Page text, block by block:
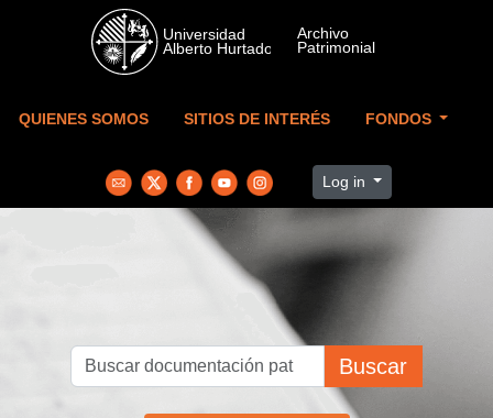
Skip to main content
QUIENES SOMOS SITIOS DE INTERÉS FONDOS
Log in
Buscar